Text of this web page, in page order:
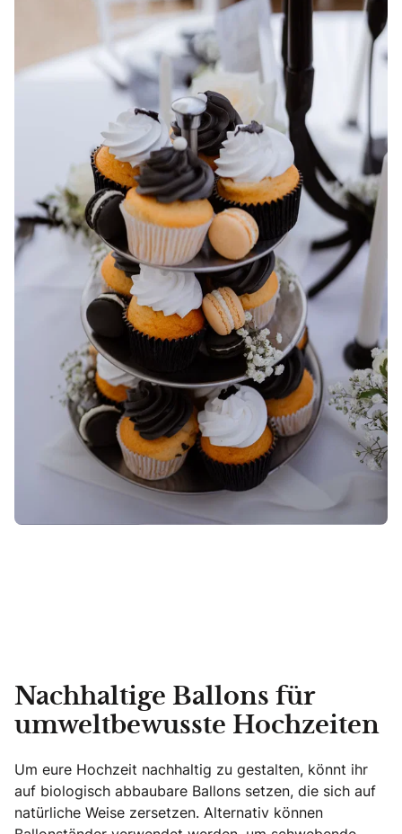
Nachhaltige Ballons für
umweltbewusste Hochzeiten
Um eure Hochzeit nachhaltig zu gestalten, könnt ihr
auf biologisch abbaubare Ballons setzen, die sich auf
natürliche Weise zersetzen. Alternativ können